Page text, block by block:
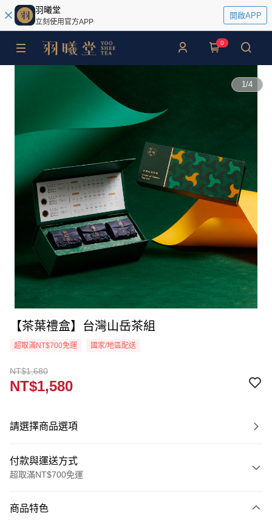
羽曦堂
立刻使用官方APP
開啟APP
0
1/4
【茶葉禮盒】台灣山岳茶組
超取滿NT$700免運 國家/地區配送
NT$1,680
NT$1,580
請選擇商品選項
付款與運送方式
超取滿NT$700免運
信用卡一次付款
商品特色